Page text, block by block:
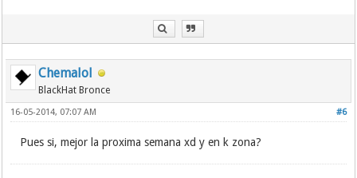
Chemalol
BlackHat Bronce
#6
16-05-2014, 07:07 AM
Pues si, mejor la proxima semana xd y en k zona?